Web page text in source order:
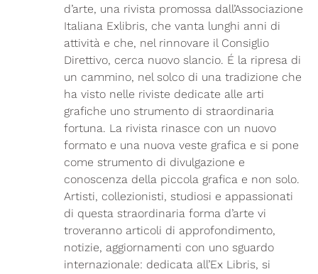
d’arte, una rivista promossa dall’Associazione
Italiana Exlibris, che vanta lunghi anni di
attività e che, nel rinnovare il Consiglio
Direttivo, cerca nuovo slancio. É la ripresa di
un cammino, nel solco di una tradizione che
ha visto nelle riviste dedicate alle arti
grafiche uno strumento di straordinaria
fortuna. La rivista rinasce con un nuovo
formato e una nuova veste grafica e si pone
come strumento di divulgazione e
conoscenza della piccola grafica e non solo.
Artisti, collezionisti, studiosi e appassionati
di questa straordinaria forma d’arte vi
troveranno articoli di approfondimento,
notizie, aggiornamenti con uno sguardo
internazionale: dedicata all’Ex Libris, si